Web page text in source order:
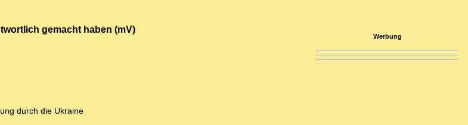
gemacht haben (mV)
durch die Ukraine
Werbung